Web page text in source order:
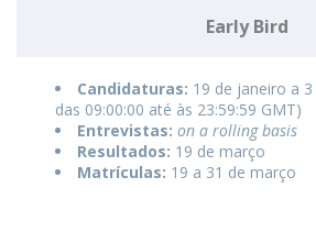
Early Bird
Candidaturas: 19 de janeiro a
das 09:00:00 até às 23:59:59 GMT)
Entrevistas: on a rolling basis
Resultados: 19 de março
Matrículas: 19 a 31 de março